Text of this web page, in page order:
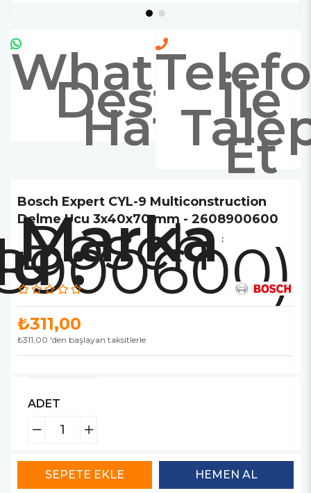
Whatsapp
Destek
Hattıİle
Et
Bosch Expert CYL-9 Multiconstruction
Delme Ucu 3x40x70 mm - 2608900600
Marka :
Bosch
₺311,00
₺311,00 'den başlayan taksitlerle
ADET